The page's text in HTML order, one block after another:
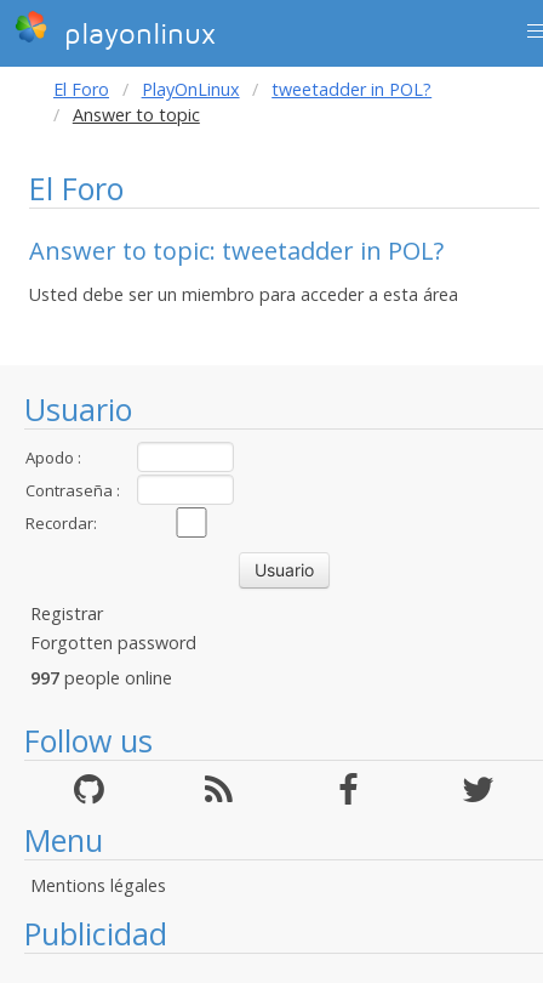
playonlinux
Usuario
Apodo :
Contraseña :
Recordar:
Registrar
Forgotten password
997 people online
Follow us
Menu
Mentions légales
Publicidad
El Foro PlayOnLinux
tweetadder in POL?
Answer to topic
El Foro
Answer to topic: tweetadder in POL?
Usted debe ser un miembro para acceder a esta área